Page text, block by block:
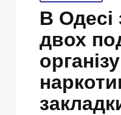
in
В Одесі
двох